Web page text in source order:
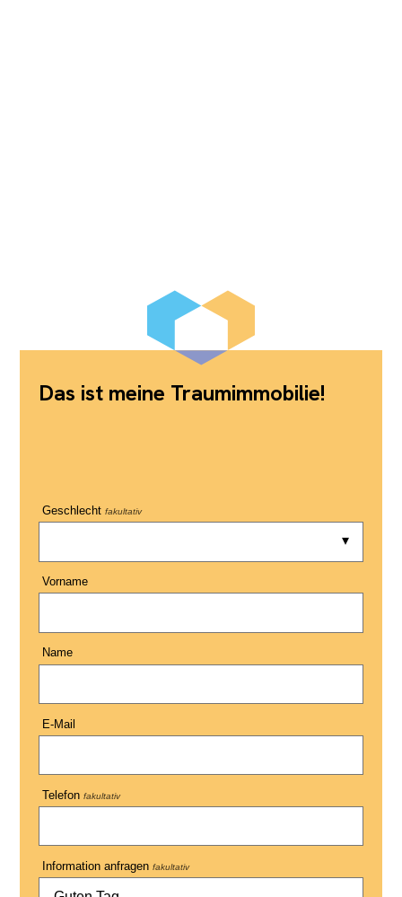
Das ist meine Traumimmobilie!
Geschlecht fakultativ
Vorname
Name
E-Mail
Telefon fakultativ
Information anfragen fakultativ